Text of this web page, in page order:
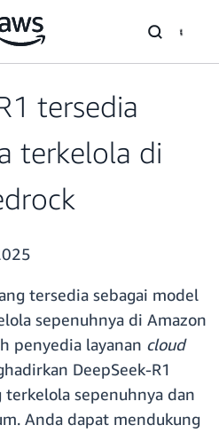
tersedia
terkelola di
tersedia sebagai model
sepenuhnya di Amazon
penyedia layanan cloud
DeepSeek-R1
terkelola sepenuhnya dan
Anda dapat mendukung